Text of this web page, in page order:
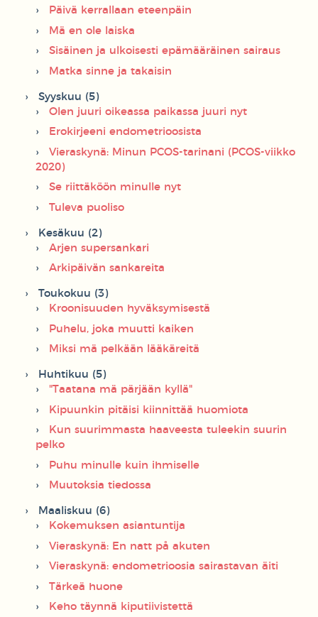
Päivä kerrallaan eteenpäin
Mä en ole laiska
Sisäinen ja ulkoisesti epämääräinen sairaus
Matka sinne ja takaisin
Syyskuu (5)
Olen juuri oikeassa paikassa juuri nyt
Erokirjeeni endometrioosista
Vieraskynä: Minun PCOS-tarinani (PCOS-viikko
2020)
Se riittäköön minulle nyt
Tuleva puoliso
Kesäkuu (2)
Arjen supersankari
Arkipäivän sankareita
Toukokuu (3)
Kroonisuuden hyväksymisestä
Puhelu, joka muutti kaiken
Miksi mä pelkään lääkäreitä
Huhtikuu (5)
"Taatana mä pärjään kyllä"
Kipuunkin pitäisi kiinnittää huomiota
Kun suurimmasta haaveesta tuleekin suurin
pelko
Puhu minulle kuin ihmiselle
Muutoksia tiedossa
Maaliskuu (6)
Kokemuksen asiantuntija
Vieraskynä: En natt på akuten
Vieraskynä: endometrioosia sairastavan äiti
Tärkeä huone
Keho täynnä kiputiivistettä